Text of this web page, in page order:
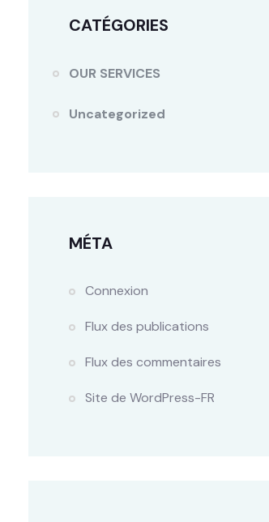
CATÉGORIES
OUR SERVICES
Uncategorized
MÉTA
Connexion
Flux des publications
Flux des commentaires
Site de WordPress-FR